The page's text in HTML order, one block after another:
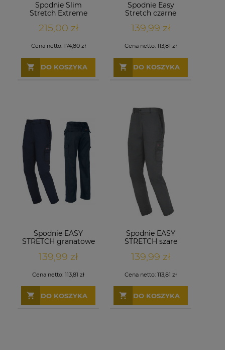
Spodnie Slim
Stretch Extreme
215,00 zł
Cena netto: 174,80 zł
DO KOSZYKA
Spodnie Easy
Stretch czarne
139,99 zł
Cena netto: 113,81 zł
DO KOSZYKA
Spodnie EASY
STRETCH granatowe
139,99 zł
Cena netto: 113,81 zł
DO KOSZYKA
Spodnie EASY
STRETCH szare
139,99 zł
Cena netto: 113,81 zł
DO KOSZYKA